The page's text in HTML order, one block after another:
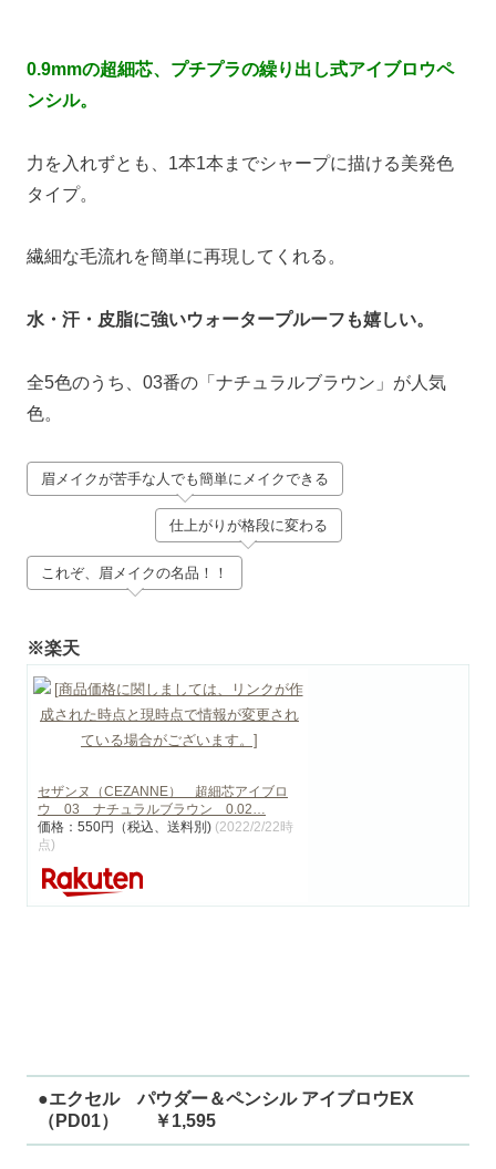
0.9mmの超細芯、プチプラの繰り出し式アイブロウペ
ンシル。
力を入れずとも、1本1本までシャープに描ける美発色
タイプ。
繊細な毛流れを簡単に再現してくれる。
水・汗・皮脂に強いウォータープルーフも嬉しい。
全5色のうち、03番の「ナチュラルブラウン」が人気
色。
眉メイクが苦手な人でも簡単にメイクできる
仕上がりが格段に変わる
これぞ、眉メイクの名品！！
※楽天
セザンヌ（CEZANNE） 超細芯アイブロ
ウ 03 ナチュラルブラウン 0.02…
価格：550円（税込、送料別) (2022/2/22時
点)
●エクセル パウダー＆ペンシル アイブロウEX
（PD01） ￥1,595